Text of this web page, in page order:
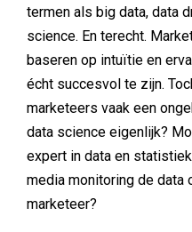
termen als big data, data
science. En terecht.
baseren op intuïtie en
écht succesvol te zijn.
marketeers vaak een
data science eigenlijk?
expert in data en
media monitoring de data
marketeer?